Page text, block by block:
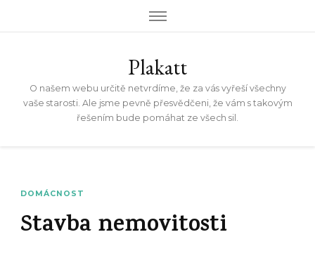
Plakatt
O našem webu určitě netvrdíme, že za vás vyřeší všechny
vaše starosti. Ale jsme pevně přesvědčeni, že vám s takovým
řešením bude pomáhat ze všech sil.
DOMÁCNOST
Stavba nemovitosti